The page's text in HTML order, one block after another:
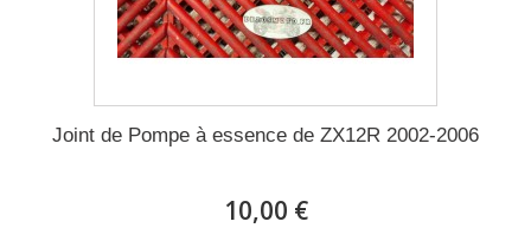
Joint de Pompe à essence de ZX12R 2002-2006
10,00 €